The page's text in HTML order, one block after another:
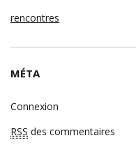
rencontres
MÉTA
Connexion
RSS des commentaires